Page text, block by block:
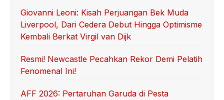
Giovanni Leoni: Kisah Perjuangan Bek Muda
Liverpool, Dari Cedera Debut Hingga Optimisme
Kembali Berkat Virgil van Dijk
Resmi! Newcastle Pecahkan Rekor Demi Pelatih
Fenomenal Ini!
AFF 2026: Pertaruhan Garuda di Pesta